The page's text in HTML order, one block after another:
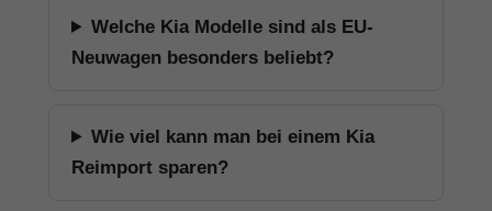
Welche Kia Modelle sind als EU-
Neuwagen besonders beliebt?
Wie viel kann man bei einem Kia
Reimport sparen?